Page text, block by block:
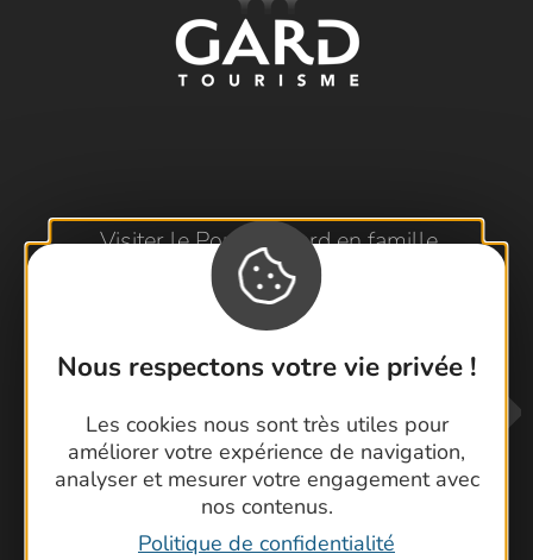
Nous respectons votre vie privée !
Les cookies nous sont très utiles pour
améliorer votre expérience de navigation,
analyser et mesurer votre engagement avec
nos contenus.
Politique de confidentialité
Visiter le Pont du Gard en famille
Les Arènes de Nîmes
Escapade en Camargue
Randonnée en Cévennes